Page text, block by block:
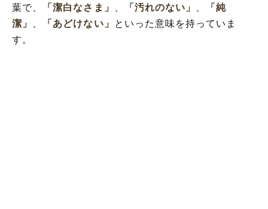
葉で、
「潔白なさま」 「汚れのない」
「純
潔」
「あどけない」
といった意味を持っていま
す。